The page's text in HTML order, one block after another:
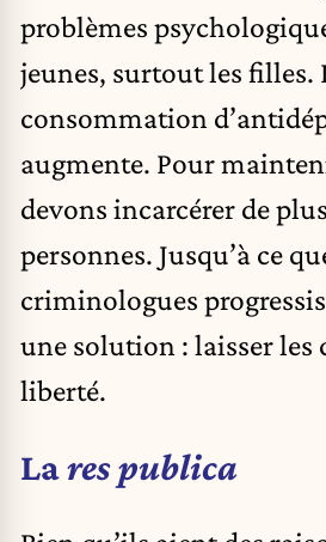
problèmes
jeunes, surtout les filles.
consommation
augmente. Pour
devons incarcérer de
personnes. Jusqu’à ce
criminologues
une solution : laisser les
liberté.
Lares publica